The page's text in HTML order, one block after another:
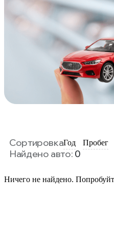
СортировкаГод Пробег
Найдено авто: 0
Ничего не найдено.